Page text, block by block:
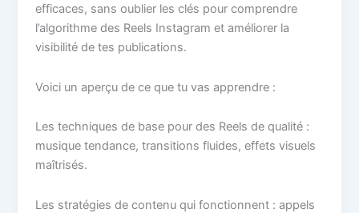
efficaces, sans oublier les clés pour comprendre
l’algorithme des Reels Instagram et améliorer la
visibilité de tes publications.
Voici un aperçu de ce que tu vas apprendre :
Les techniques de base pour des Reels de qualité :
musique tendance, transitions fluides, effets visuels
maîtrisés.
Les stratégies de contenu qui fonctionnent : appels